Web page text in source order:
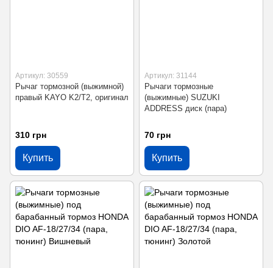
Артикул: 30559
Рычаг тормозной (выжимной)
правый KAYO K2/T2, оригинал
310 грн
Купить
Артикул: 31144
Рычаги тормозные
(выжимные) SUZUKI
ADDRESS диск (пара)
70 грн
Купить